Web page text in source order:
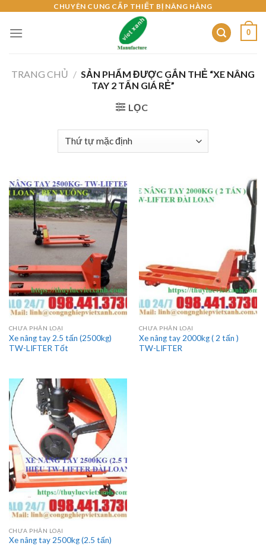
content
CHUYÊN CUNG CẤP THIẾT BỊ NÂNG HÀNG
0
TRANG CHỦ / SẢN PHẨM ĐƯỢC GẮN THẺ “XE NÂNG
TAY 2 TẤN GIÁ RẺ”
LỌC
CHƯA PHÂN LOẠI
Xe nâng tay 2.5 tấn (2500kg)
TW-LIFTER Tốt
CHƯA PHÂN LOẠI
Xe nâng tay 2000kg ( 2 tấn )
TW-LIFTER
CHƯA PHÂN LOẠI
Xe nâng tay 2500kg (2.5 tấn)